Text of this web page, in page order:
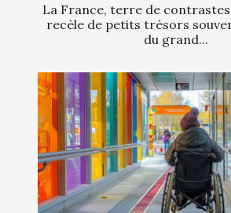
La France, terre de
recèle de petits trésors
du grand...